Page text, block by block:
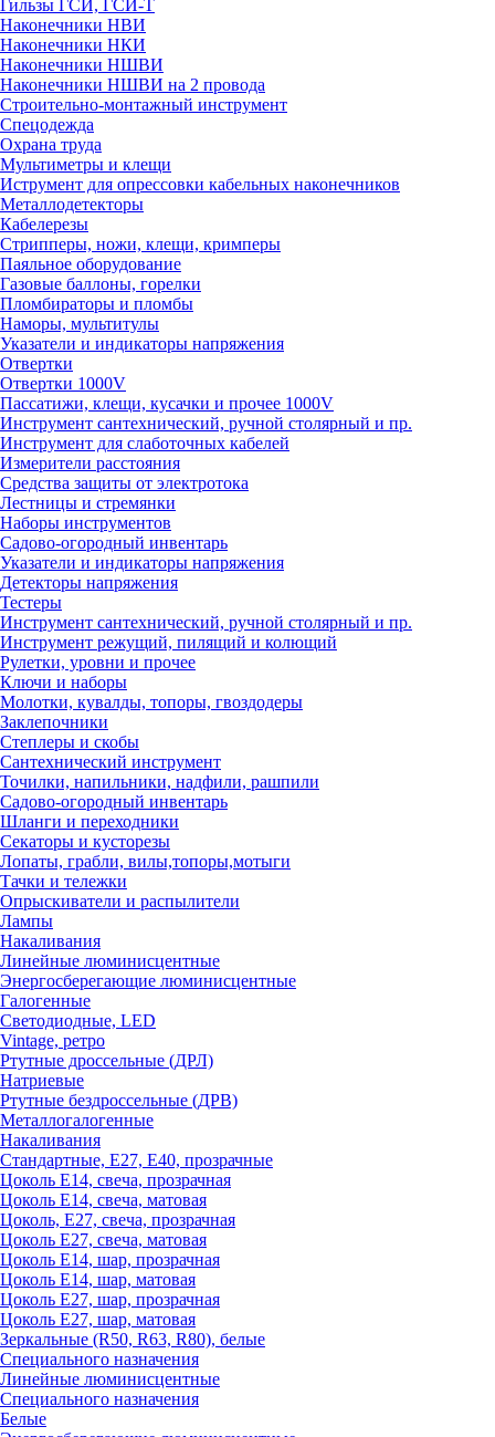
Гильзы ГСИ, ГСИ-Т
Наконечники НВИ
Наконечники НКИ
Наконечники НШВИ
Наконечники НШВИ на 2 провода
Строительно-монтажный инструмент
Спецодежда
Охрана труда
Мультиметры и клещи
Иструмент для опрессовки кабельных наконечников
Металлодетекторы
Кабелерезы
Стрипперы, ножи, клещи, кримперы
Паяльное оборудование
Газовые баллоны, горелки
Пломбираторы и пломбы
Наморы, мультитулы
Указатели и индикаторы напряжения
Отвертки
Отвертки 1000V
Пассатижи, клещи, кусачки и прочее 1000V
Инструмент сантехнический, ручной столярный и пр.
Инструмент для слаботочных кабелей
Измерители расстояния
Средства защиты от электротока
Лестницы и стремянки
Наборы инструментов
Садово-огородный инвентарь
Указатели и индикаторы напряжения
Детекторы напряжения
Тестеры
Инструмент сантехнический, ручной столярный и пр.
Инструмент режущий, пилящий и колющий
Рулетки, уровни и прочее
Ключи и наборы
Молотки, кувалды, топоры, гвоздодеры
Заклепочники
Степлеры и скобы
Сантехнический инструмент
Точилки, напильники, надфили, рашпили
Садово-огородный инвентарь
Шланги и переходники
Секаторы и кусторезы
Лопаты, грабли, вилы,топоры,мотыги
Тачки и тележки
Опрыскиватели и распылители
Лампы
Накаливания
Линейные люминисцентные
Энергосберегающие люминисцентные
Галогенные
Светодиодные, LED
Vintage, ретро
Ртутные дроссельные (ДРЛ)
Натриевые
Ртутные бездроссельные (ДРВ)
Металлогалогенные
Накаливания
Стандартные, Е27, Е40, прозрачные
Цоколь Е14, свеча, прозрачная
Цоколь Е14, свеча, матовая
Цоколь, Е27, свеча, прозрачная
Цоколь Е27, свеча, матовая
Цоколь Е14, шар, прозрачная
Цоколь Е14, шар, матовая
Цоколь Е27, шар, прозрачная
Цоколь Е27, шар, матовая
Зеркальные (R50, R63, R80), белые
Специального назначения
Линейные люминисцентные
Специального назначения
Белые